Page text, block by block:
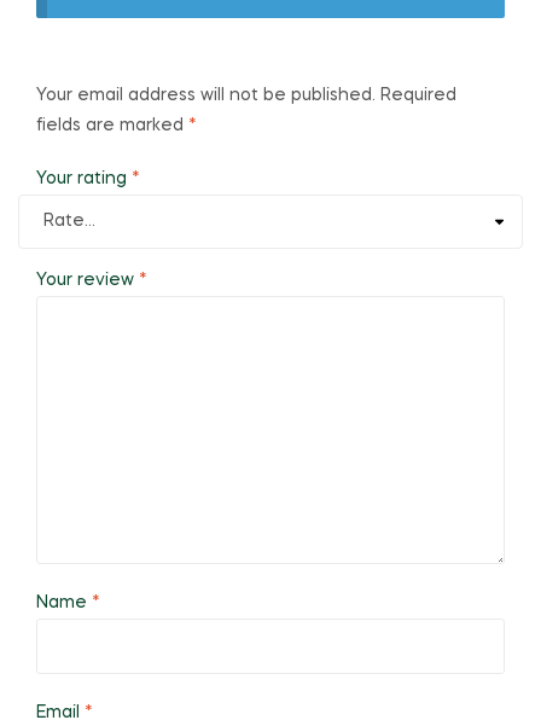
Your email address will not be published. Required
fields are marked *
Your rating *
Your review *
Name *
Email *